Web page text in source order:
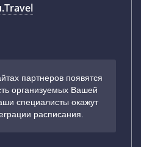
партнеров появятся
организуемых Вашей
специалисты окажут
расписания.